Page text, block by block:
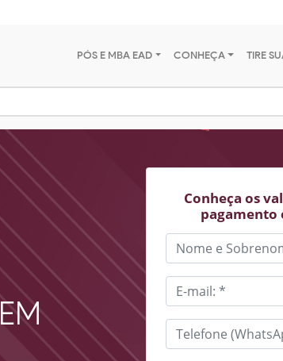
PÓS E MBA EAD CONHEÇA TIRE
Conheça os
pagamento